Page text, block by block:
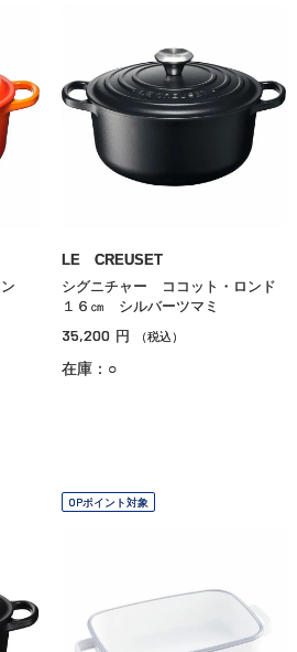
LE CREUSET
シグニチャー ココット・ロンド
１６㎝ シルバーツマミ
35,200 円 （税込）
在庫：○
OPポイント対象